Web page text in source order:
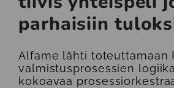
parhaisiin
Alfame lähti toteuttamaan
valmistusprosessien
kokoavaa